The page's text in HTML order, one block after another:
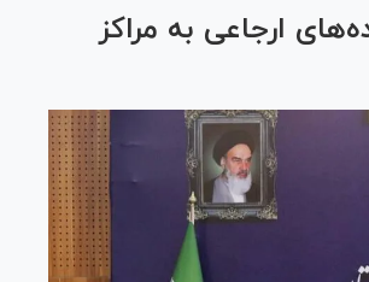
۴۰ درصد پرونده‌های ارجاعی به مراکز